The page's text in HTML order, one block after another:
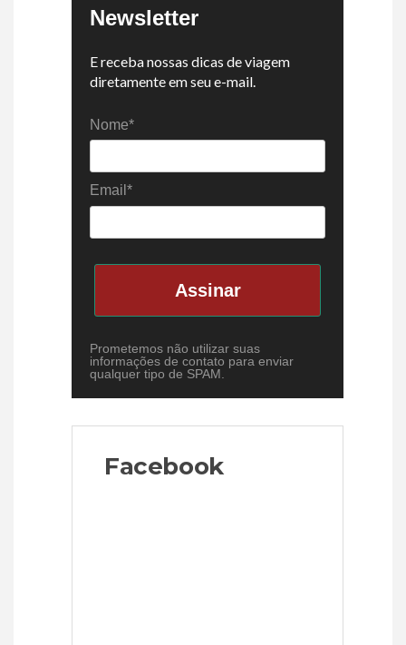
Newsletter
E receba nossas dicas de viagem
diretamente em seu e-mail.
Nome*
Email*
Assinar
Prometemos não utilizar suas
informações de contato para enviar
qualquer tipo de SPAM.
Facebook